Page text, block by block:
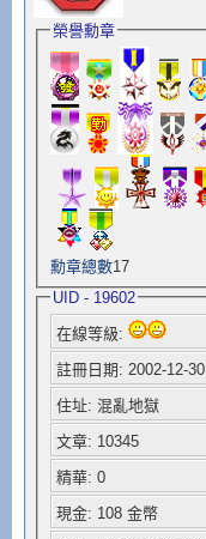
榮譽勳章
勳章總數17
UID - 19602
在線等級:
註冊日期: 2002-12-30
住址: 混亂地獄
文章: 10345
精華: 0
現金: 108 金幣